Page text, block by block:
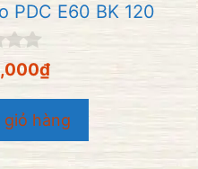
PDC E60 BK 120
₫
hàng